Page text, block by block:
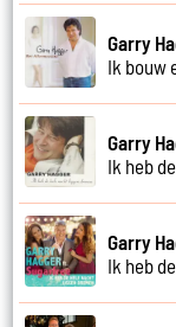
Garry
Ik bouw
Garry
Ik heb
Garry
Ik heb